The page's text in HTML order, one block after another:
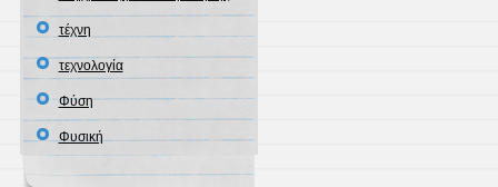
τέχνη
τεχνολογία
Φύση
Φυσική